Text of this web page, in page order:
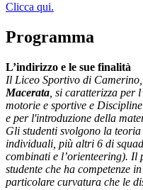
Clicca qui.
Programma
L’indirizzo e le sue finalità
Il Liceo Sportivo di Camerino,
Macerata , si caratterizza per
motorie e sportive e
e per l'introduzione della
Gli studenti svolgono la
individuali, più altri 6 di
combinati e l’orienteering). Il
studente che ha competenze
particolare curvatura che le